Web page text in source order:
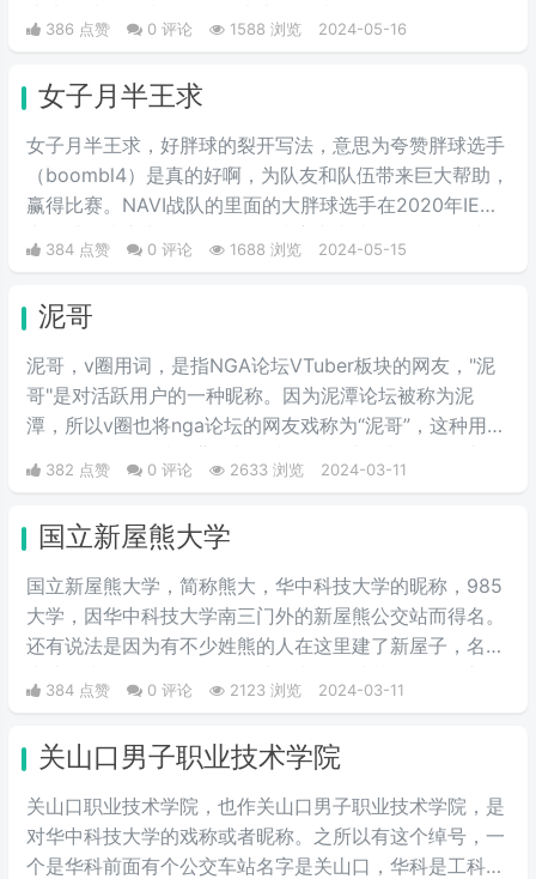
386 点赞 0 评论 1588 浏览 2024-05-16
女子月半王求
女子月半王求，好胖球的裂开写法，意思为夸赞胖球选手
（boombl4）是真的好啊，为队友和队伍带来巨大帮助，
赢得比赛。NAVI战队的里面的大胖球选手在2020年IEM
卡托维兹比赛中超级发挥，在决赛中直接化身邪恶胖球，
带领NAVI战队战胜A队和G2，夺得冠军。
384 点赞 0 评论 1688 浏览 2024-05-15
泥哥
泥哥，v圈用词，是指NGA论坛VTuber板块的网友，"泥
哥"是对活跃用户的一种昵称。因为泥潭论坛被称为泥
潭，所以v圈也将nga论坛的网友戏称为“泥哥”，这种用法
可能源自nga网站的背景颜色类似于泥土的颜色，因此用
户们开始将这些常驻者称为"泥哥"。
382 点赞 0 评论 2633 浏览 2024-03-11
国立新屋熊大学
国立新屋熊大学，简称熊大，华中科技大学的昵称，985
大学，因华中科技大学南三门外的新屋熊公交站而得名。
还有说法是因为有不少姓熊的人在这里建了新屋子，名字
由此而来。具体原因是否如此，也搞不清楚了。但是新屋
熊大学的名字，比这个985大学更广为人知的外号“关山口
384 点赞 0 评论 2123 浏览 2024-03-11
关山口男子职业技术学院
关山口职业技术学院，也作关山口男子职业技术学院，是
对华中科技大学的戏称或者昵称。之所以有这个绰号，一
个是华科前面有个公交车站名字是关山口，华科是工科院